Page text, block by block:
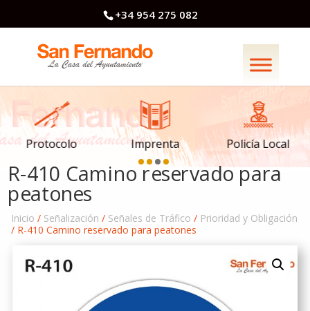
+34 954 275 082
Protocolo Imprenta Policía Local
R-410 Camino reservado para
peatones
Inicio / Señalización / Señales de Tráfico / Prioridad y Obligación
/ R-410 Camino reservado para peatones